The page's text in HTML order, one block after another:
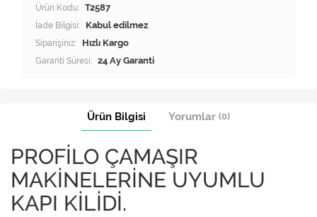
Ürün Kodu: T2587
İade Bilgisi:
Siparişiniz: Hızlı Kargo
Garanti Süresi: 24 Ay Garanti
Ürün Bilgisi Yorumlar (0)
PROFİLO ÇAMAŞIR
MAKİNELERİNE UYUMLU
KAPI KİLİDİ.